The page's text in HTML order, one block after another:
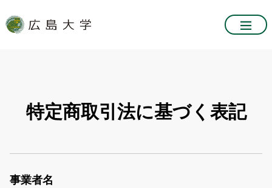
特定商取引法に基づく表記
事業者名